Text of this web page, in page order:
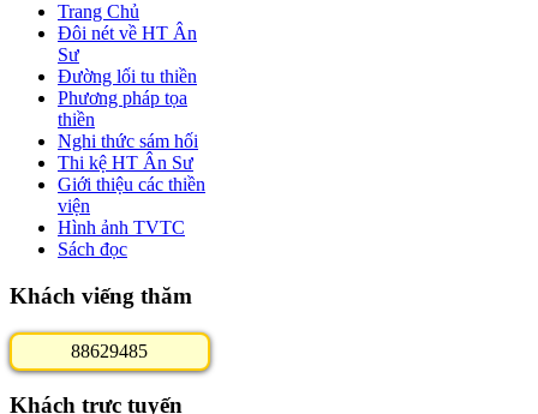
Trang Chủ
Đôi nét về HT Ân
Sư
Đường lối tu thiền
Phương pháp tọa
thiền
Nghi thức sám hối
Thi kệ HT Ân Sư
Giới thiệu các thiền
viện
Hình ảnh TVTC
Sách đọc
Khách viếng thăm
88629485
Khách trực tuyến